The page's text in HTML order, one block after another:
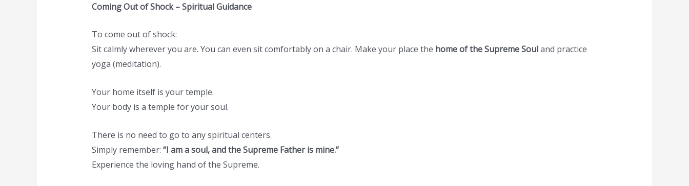
Coming Out of Shock – Spiritual Guidance
To come out of shock:
Sit calmly wherever you are. You can even sit comfortably on a chair. Make your place the home of the Supreme Souland practice
yoga (meditation).
Your home itself is your temple.
Your body is a temple for your soul.
There is no need to go to any spiritual centers.
Simply remember: “I am a soul, and the Supreme Father is mine.”
Experience the loving hand of the Supreme.